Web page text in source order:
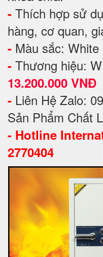
- Thích hợp sử
hàng, cơ quan,
- Màu sắc: White
- Thương hiệu:
13.200.000 VNĐ
- Liên Hệ Zalo:
Sản Phẩm Chất
- Hotline
2770404